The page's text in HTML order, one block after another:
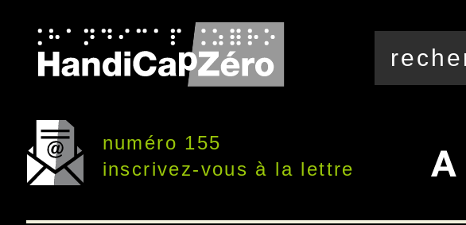
numéro 155
inscrivez-vous à la lettre